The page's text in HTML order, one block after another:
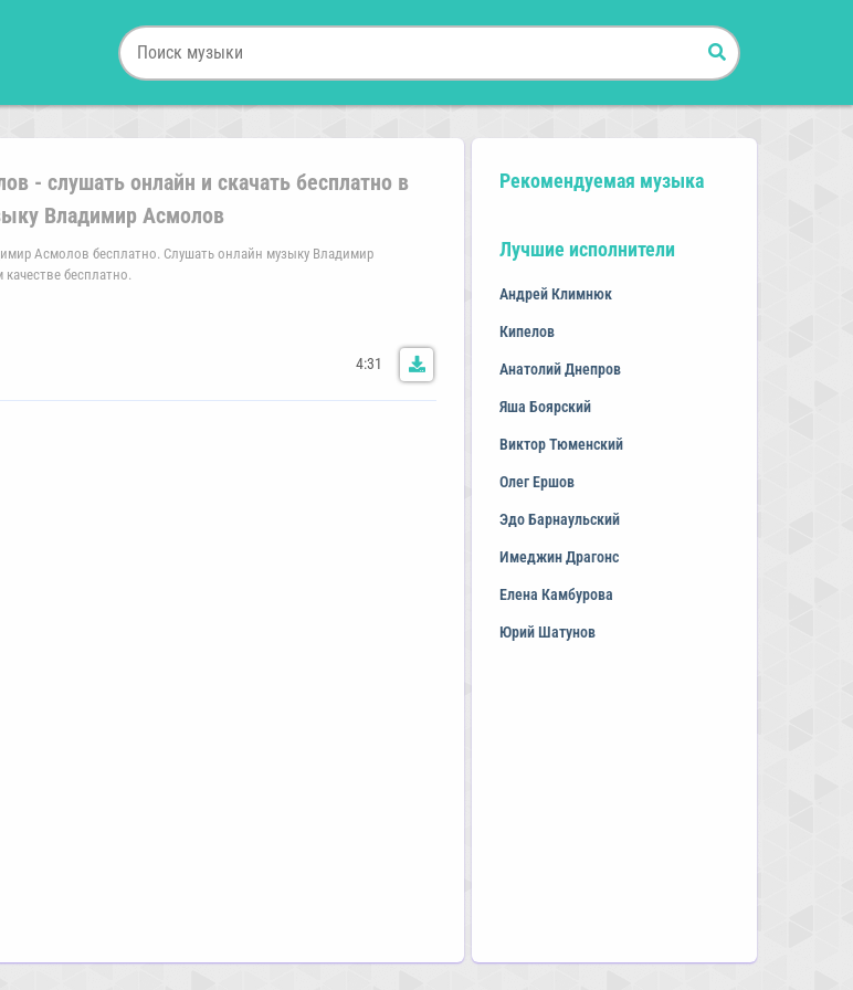
- слушать онлайн и скачать бесплатно в
Владимир Асмолов
Асмолов бесплатно. Слушать онлайн музыку Владимир
бесплатно.
4:31
Рекомендуемая музыка
Лучшие исполнители
Андрей Климнюк
Кипелов
Анатолий Днепров
Яша Боярский
Виктор Тюменский
Олег Ершов
Эдо Барнаульский
Имеджин Драгонс
Елена Камбурова
Юрий Шатунов